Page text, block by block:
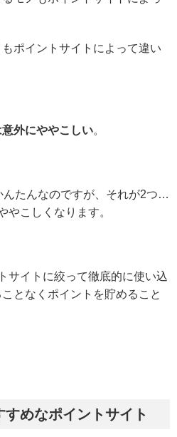
ポイントサイトによって違い
外にややこしい。
んたんなのですが、それが2つ…
こしくなります。
サイトに絞って徹底的に使い込
となくポイントを貯めること
めなポイントサイト